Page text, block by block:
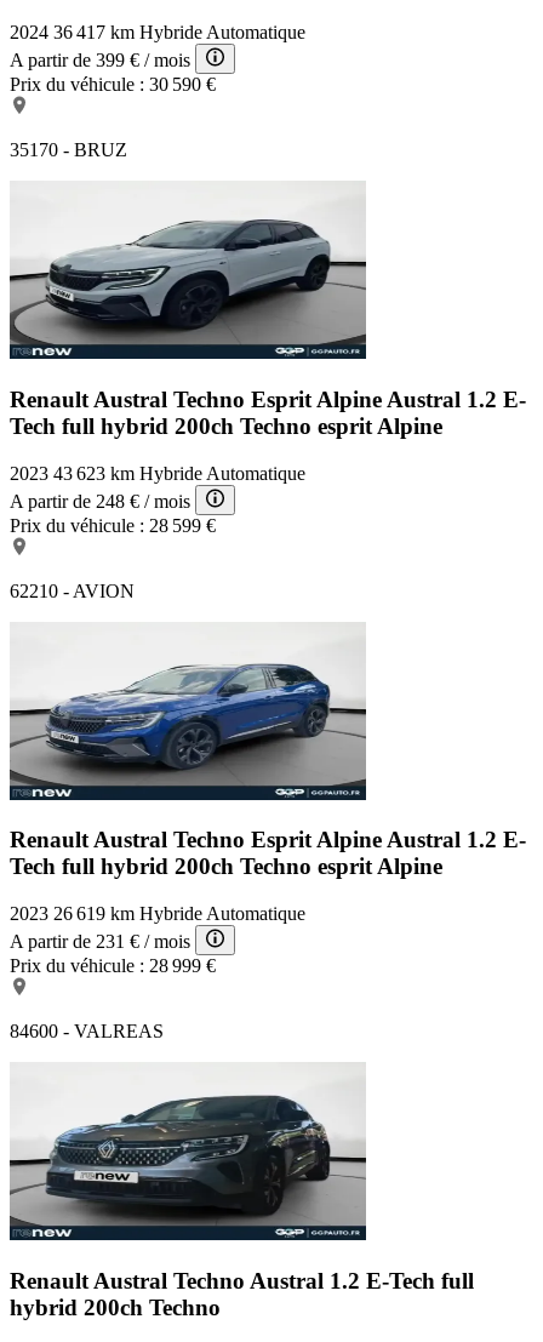
2024 36 417 km Hybride Automatique
A partir de 399 € / mois
Prix du véhicule : 30 590 €
35170 - BRUZ
Renault Austral Techno Esprit Alpine Austral 1.2 E-
Tech full hybrid 200ch Techno esprit Alpine
2023 43 623 km Hybride Automatique
A partir de 248 € / mois
Prix du véhicule : 28 599 €
62210 - AVION
Renault Austral Techno Esprit AlpineAustral 1.2 E-
Tech full hybrid 200ch Techno esprit Alpine
2023 26 619 km Hybride Automatique
A partir de 231 € / mois
Prix du véhicule : 28 999 €
84600 - VALREAS
Renault Austral Techno Austral 1.2 E-Tech full
hybrid 200ch Techno